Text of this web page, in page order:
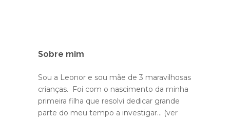
Sobre mim
Sou a Leonor e sou mãe de 3 maravilhosas
crianças. Foi com o nascimento da minha
primeira filha que resolvi dedicar grande
parte do meu tempo a investigar... (ver